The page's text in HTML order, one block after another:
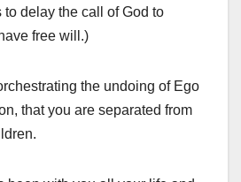
delay the call of God to
free will.)
the undoing of Ego
that you are separated from